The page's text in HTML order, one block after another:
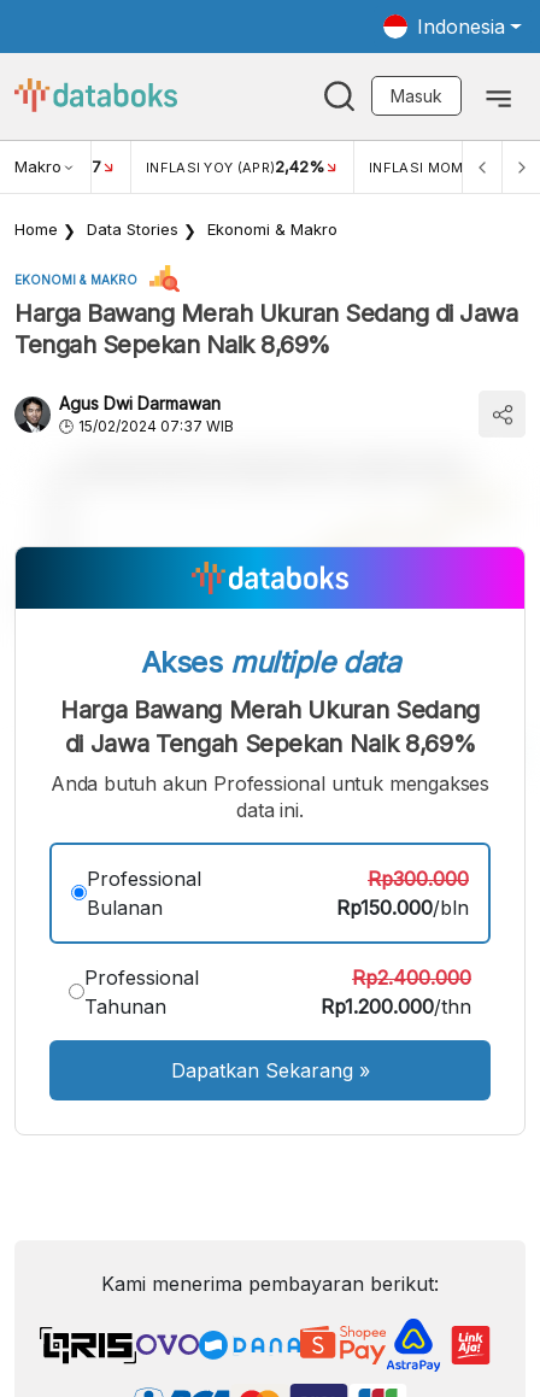
Indonesia
Masuk
Makro
USD/IDR 17 INFLASI YOY (APR)2,42% INFLASI MOM (MAR)
Home Data Stories Ekonomi & Makro
EKONOMI & MAKRO
Harga Bawang Merah Ukuran Sedang di Jawa
Tengah Sepekan Naik 8,69%
Agus Dwi Darmawan
15/02/2024 07:37 WIB
A
FontFont
Besar
Akses multiple data
Harga Bawang Merah Ukuran Sedang
di Jawa Tengah Sepekan Naik 8,69%
Anda butuh akun Professional untuk mengakses
data ini.
Professional
Bulanan
Rp300.000
Rp150.000/bln
Professional
Tahunan
Rp2.400.000
Rp1.200.000/thn
Dapatkan Sekarang »
Kami menerima pembayaran berikut: